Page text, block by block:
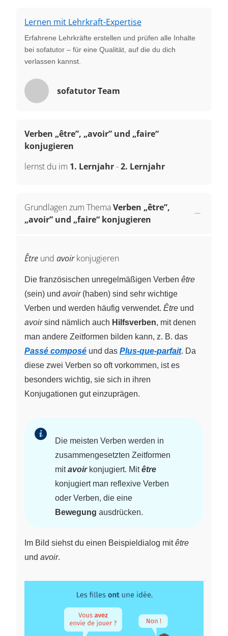
Lernen mit Lehrkraft-Expertise
Erfahrene Lehrkräfte erstellen und prüfen alle Inhalte
bei sofatutor – für eine Qualität, auf die du dich
verlassen kannst.
sofatutor Team
Verben „être”, „avoir” und „faire“
konjugieren
lernst du im 1. Lernjahr-2. Lernjahr
Grundlagen zum ThemaVerben „être”,
„avoir” und „faire“ konjugieren
Être und avoirkonjugieren
Die französischen unregelmäßigen Verben être
(sein) und avoir(haben) sind sehr wichtige
Verben und werden häufig verwendet. Être und
avoirsind nämlich auch Hilfsverben, mit denen
man andere Zeitformen bilden kann, z. B. das
Passé composé und das Plus-que-parfait. Da
diese zwei Verben so oft vorkommen, ist es
besonders wichtig, sie sich in ihren
Konjugationen gut einzuprägen.
Die meisten Verben werden in
zusammengesetzten Zeitformen
mitavoirkonjugiert. Mitêtre
konjugiert man reflexive Verben
oder Verben, die eine
Bewegung ausdrücken.
Im Bild siehst du einen Beispieldialog mitêtre
und avoir.